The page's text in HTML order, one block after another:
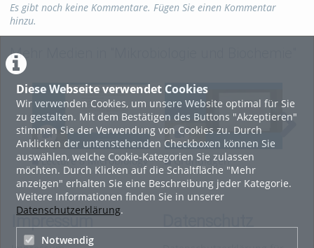
Diese Webseite verwendet Cookies
Wir verwenden Cookies, um unsere Website optimal für Sie
zu gestalten. Mit dem Bestätigen des Buttons "Akzeptieren"
stimmen Sie der Verwendung von Cookies zu. Durch
Anklicken der untenstehenden Checkboxen können Sie
auswählen, welche Cookie-Kategorien Sie zulassen
möchten. Durch Klicken auf die Schaltfläche "Mehr
anzeigen" erhalten Sie eine Beschreibung jeder Kategorie.
Weitere Informationen finden Sie in unserer
Datenschutzerklärung.
Notwendig
Es gibt noch keine Kommentare. Fügen Sie einen Kommentar
hinzu.
Mehr Medien in "Mikrobiologie und Biochemie"
Lecture 8 Microbiology
Grundlagen
14_Vollständig
Impressum